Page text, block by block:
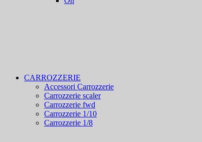
CARROZZERIE
Accessori Carrozzerie
Carrozzerie scaler
Carrozzerie fwd
Carrozzerie 1/10
Carrozzerie 1/8